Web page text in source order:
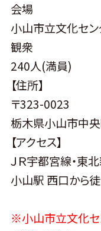
会場
小山市立文化セ
観衆
240人(満員)
【住所】
〒323-0023
栃木県小山市中
【アクセス】
ＪＲ宇都宮線・東
小山駅 西口から
※小山市立文化セ